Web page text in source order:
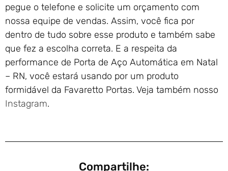
pegue o telefone e solicite um orçamento com
nossa equipe de vendas. Assim, você fica por
dentro de tudo sobre esse produto e também sabe
que fez a escolha correta. E a respeita da
performance de Porta de Aço Automática em Natal
– RN, você estará usando por um produto
formidável da Favaretto Portas. Veja também nosso
Instagram.
Compartilhe: